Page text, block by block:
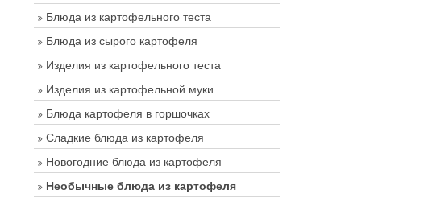
Блюда из картофельного теста
Блюда из сырого картофеля
Изделия из картофельного теста
Изделия из картофельной муки
Блюда картофеля в горшочках
Сладкие блюда из картофеля
Новогодние блюда из картофеля
Необычные блюда из картофеля